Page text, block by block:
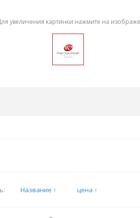
увеличения картинки нажмите на
Название ↑ цена ↑